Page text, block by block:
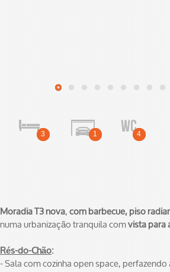
3 1 4
Moradia T3 nova, com barbecue, piso
numa urbanização tranquila comvista para
Rés-do-Chão:
- Sala com cozinha open space, perfazendo